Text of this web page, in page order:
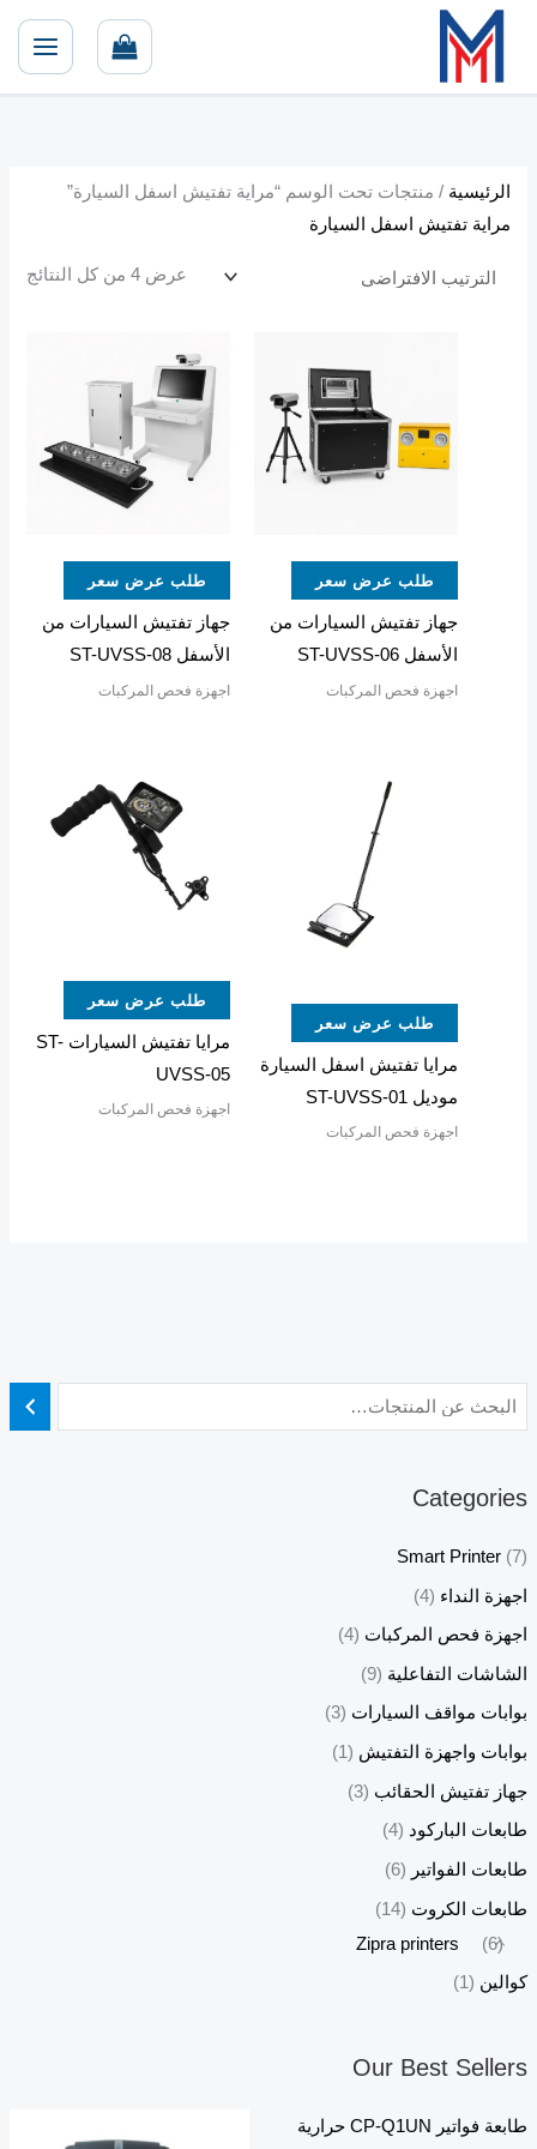
تخطي
المحتوى
Categories
Smart Printer (7)
اجهزة النداء (4)
اجهزة فحص المركبات (4)
الشاشات التفاعلية (9)
بوابات مواقف السيارات (3)
بوابات واجهزة التفتيش (1)
جهاز تفتيش الحقائب (3)
طابعات الباركود (4)
طابعات الفواتير (6)
طابعات الكروت (14)
Zipra printers
(6)
كوالين (1)
Our Best Sellers
طابعة فواتير CP-Q1UN حرارية
الرئيسية / منتجات تحت الوسم “مراية تفتيش اسفل السيارة”
مراية تفتيش اسفل السيارة
عرض ⁦4⁩ من كل النتائج
طلب عرض سعر
جهاز تفتيش السيارات من
الأسفل ST-UVSS-06
اجهزة فحص المركبات
طلب عرض سعر
جهاز تفتيش السيارات من
الأسفل ST-UVSS-08
اجهزة فحص المركبات
طلب عرض سعر
مرايا تفتيش اسفل السيارة
موديل ST-UVSS-01
اجهزة فحص المركبات
طلب عرض سعر
مرايا تفتيش السيارات ST-
UVSS-05
اجهزة فحص المركبات